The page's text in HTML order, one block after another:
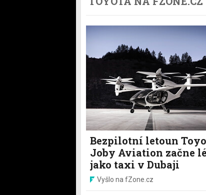
Bezpilotní letoun
Joby Aviation začne
jako taxi v Dubaji
Vyšlo na fZone.cz